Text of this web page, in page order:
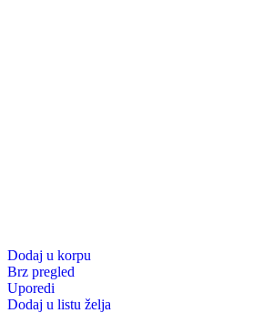
Dodaj u korpu
Brz pregled
Uporedi
Dodaj u listu želja